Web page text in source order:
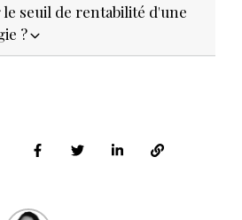
seuil de rentabilité d'une
?